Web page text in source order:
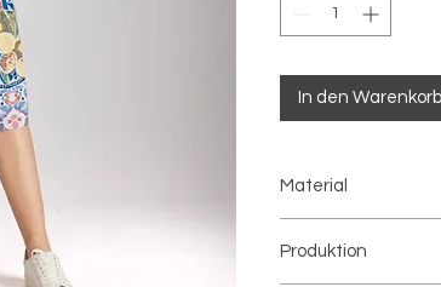
In den Warenkorb
Material
Elastan
Produktion